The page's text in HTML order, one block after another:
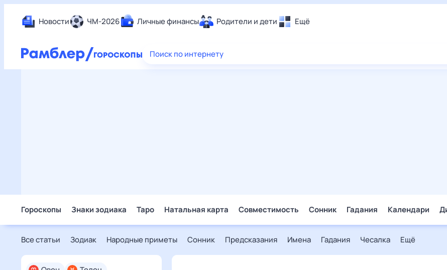
Новости ЧМ-2026 Личные финансы Родители и дети Ещё
Еда
Поиск по интернету
Гороскопы Знаки зодиака Таро Натальная карта Совместимость Сонник Гадания Календари
Все статьи Зодиак Народные приметы Сонник Предсказания Имена Гадания Чесалка Ещё